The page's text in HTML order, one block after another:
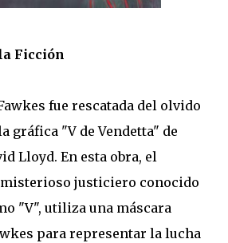
Ficción
fue rescatada del olvido
gráfica "V de Vendetta" de
Lloyd. En esta obra, el
justiciero conocido
"V", utiliza una máscara
para representar la lucha